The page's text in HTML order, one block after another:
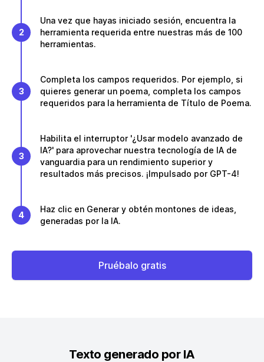
2
Una vez que hayas iniciado sesión, encuentra la
herramienta requerida entre nuestras más de 100
herramientas.
3
Completa los campos requeridos. Por ejemplo, si
quieres generar un poema, completa los campos
requeridos para la herramienta de Título de Poema.
3
Habilita el interruptor '¿Usar modelo avanzado de
IA?' para aprovechar nuestra tecnología de IA de
vanguardia para un rendimiento superior y
resultados más precisos. ¡Impulsado por GPT-4!
4
Haz clic en Generar y obtén montones de ideas,
generadas por la IA.
Pruébalo gratis
Texto generado por IA